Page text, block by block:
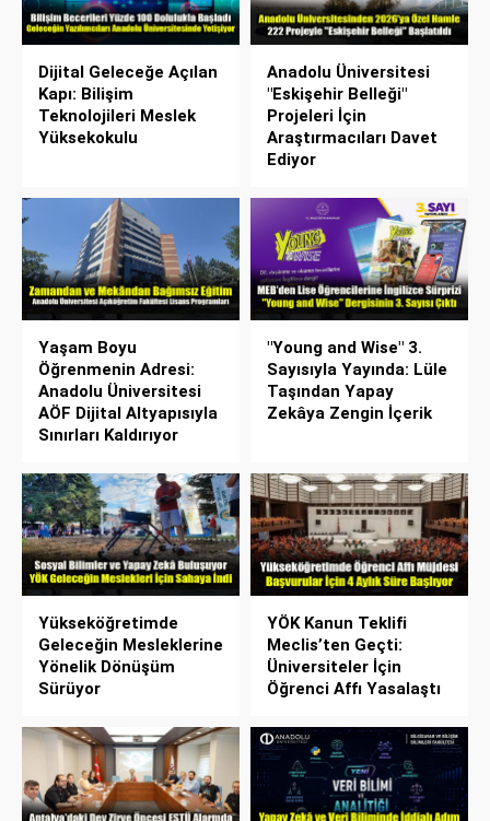
Dijital Geleceğe Açılan
Kapı: Bilişim
Teknolojileri Meslek
Yüksekokulu
Anadolu Üniversitesi
"Eskişehir Belleği"
Projeleri İçin
Araştırmacıları Davet
Ediyor
Yaşam Boyu
Öğrenmenin Adresi:
Anadolu Üniversitesi
AÖF Dijital Altyapısıyla
Sınırları Kaldırıyor
"Young and Wise" 3.
Sayısıyla Yayında: Lüle
Taşından Yapay
Zekâya Zengin İçerik
Yükseköğretimde
Geleceğin Mesleklerine
Yönelik Dönüşüm
Sürüyor
YÖK Kanun Teklifi
Meclis’ten Geçti:
Üniversiteler İçin
Öğrenci Affı Yasalaştı